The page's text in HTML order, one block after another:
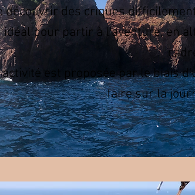
découvrir des criques
idéal pour partir à l'aventure, en
activité est proposée par le biais
faire sur la